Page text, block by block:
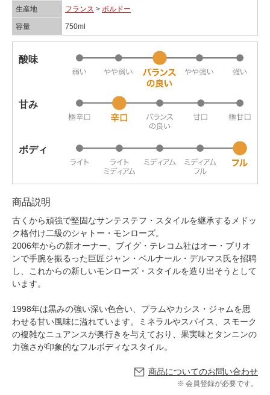
生産地 フランス > ボルドー
容量 750ml
酸味
甘み
ボディ
商品説明
古くから頑強で堅固なサンテステフ・スタイルを継承するメドッ
ク格付け二級のシャトー・モンローズ。
2006年からの新オーナー、ブイグ・テレコム社はオー・ブリオ
ンで手腕を振るった巨匠ジャン・ベルナール・デルマス氏を招聘
し、これからの新しいモンローズ・スタイルを造り出そうとして
います。
1998年は黒みの強い深い色合い、プラムやカシス・ジャムを思
わせる甘い風味に溢れています。ミネラルやスパイス、スモーク
の複雑なニュアンスが奥行きを与えており、果実味とタンニンの
力強さが印象的なフルボディなスタイル。
商品についてのお問い合わせ
会員登録が必要です。